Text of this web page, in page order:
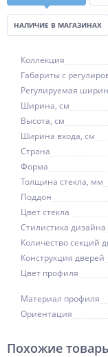
НАЛИЧИЕ В МАГАЗИНАХ
Коллекция
Габариты с
Регулируемая
Ширина, см
Высота, см
Ширина входа, см
Страна
Форма
Толщина стекла, мм
Поддон
Цвет стекла
Стилистика дизайна
Количество секций
Конструкция дверей
Цвет профиля
Материал профиля
Ориентация
Похожие